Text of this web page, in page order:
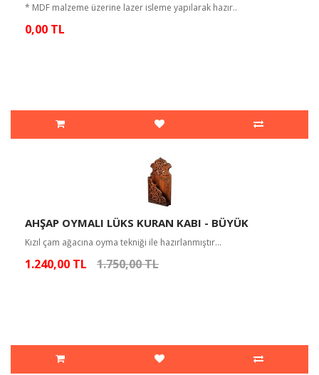
* MDF malzeme üzerine lazer isleme yapılarak hazır..
0,00 TL
AHŞAP OYMALI LÜKS KURAN KABI - BÜYÜK
Kızıl çam ağacına oyma tekniği ile hazırlanmıştır...
1.240,00 TL 1.750,00 TL